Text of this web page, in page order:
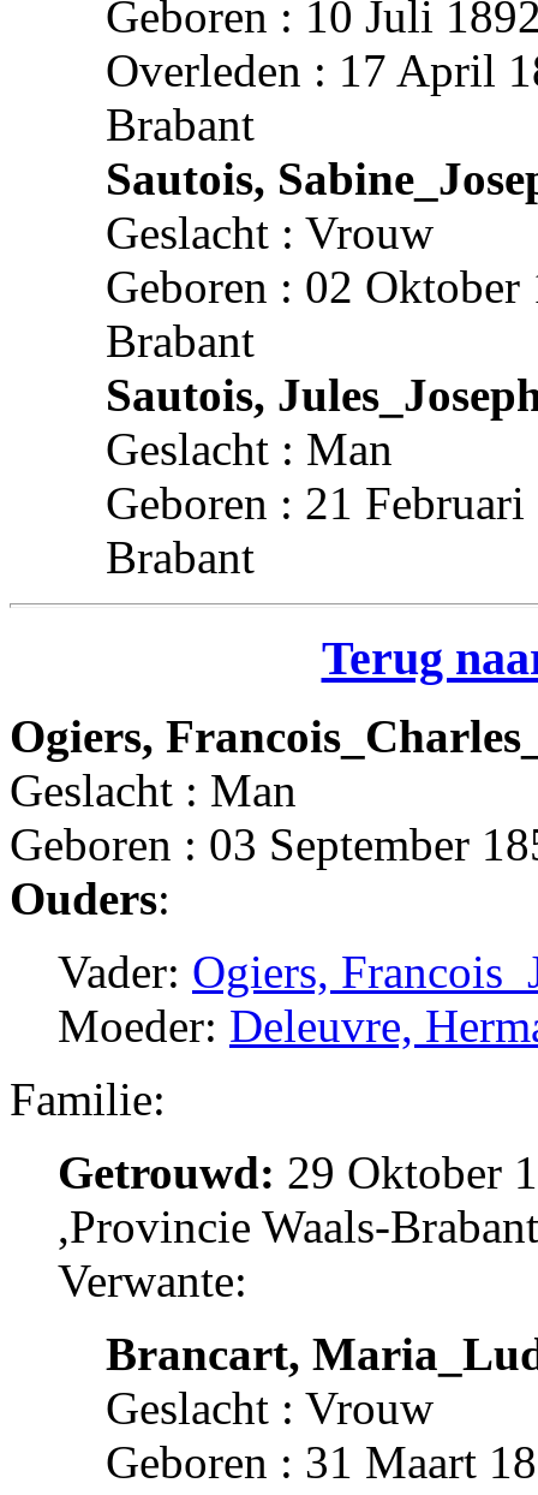
Geboren : 10 Juli
Overleden : 17 April
Brabant
Sautois,
Geslacht : Vrouw
Geboren : 02 Oktober
Brabant
Sautois,
Geslacht : Man
Geboren : 21
Brabant
Terug
Ogiers,
Geslacht : Man
Geboren : 03 September
Ouders:
Vader: Ogiers,
Moeder: Deleuvre,
Familie:
Getrouwd: 29 Oktober
,Provincie Waals-Brabant
Verwante:
Brancart,
Geslacht : Vrouw
Geboren : 31 Maart